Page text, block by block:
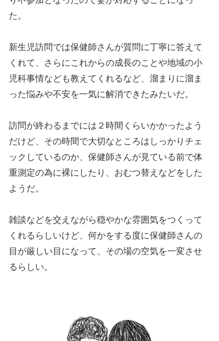
た。
新生児訪問では保健師さんが質問に丁寧に答えて
くれて、さらにこれからの成長のことや地域の小
児科事情なども教えてくれるなど、溜まりに溜ま
った悩みや不安を一気に解消できたみたいだ。
訪問が終わるまでには２時間くらいかかったよう
だけど、その時間で大切なところはしっかりチェ
ックしているのか、保健師さんが見ている前で体
重測定の為に裸にしたり、おむつ替えなどをした
ようだ。
雑談などを交えながら穏やかな雰囲気をつくって
くれるらしいけど、何かをする度に保健師さんの
目が厳しい目になって、その場の空気を一変させ
るらしい。